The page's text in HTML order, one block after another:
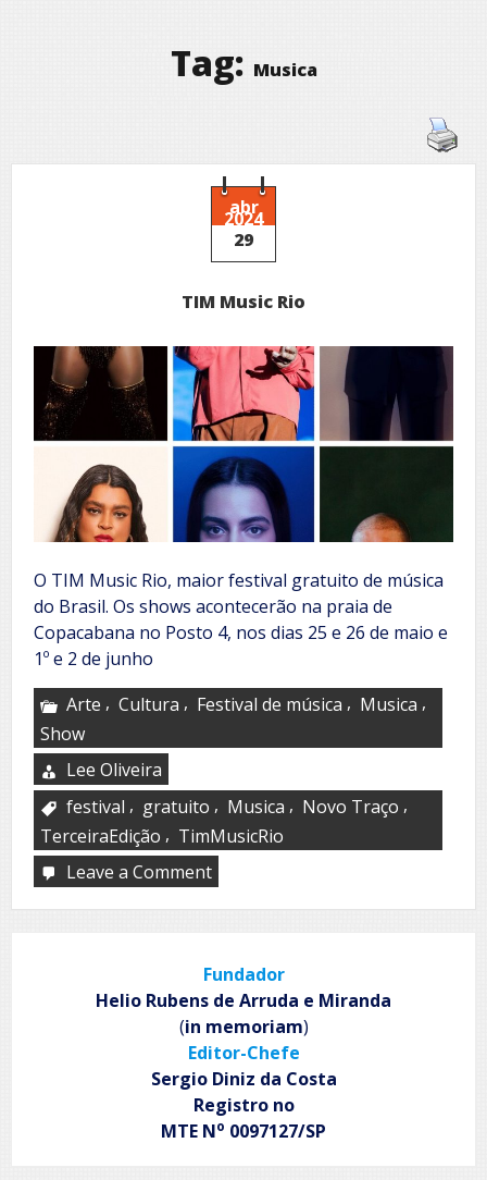
Tag: Musica
abr
2024
29
TIM Music Rio
O TIM Music Rio, maior festival gratuito de música
do Brasil. Os shows acontecerão na praia de
Copacabana no Posto 4, nos dias 25 e 26 de maio e
1º e 2 de junho
Arte , Cultura , Festival de música , Musica ,
Show
Lee Oliveira
festival , gratuito , Musica , Novo Traço ,
TerceiraEdição , TimMusicRio
Leave a Commenton
Music
Fundador
Helio Rubens de Arruda e Miranda
(in memoriam)
Editor-Chefe
Sergio Diniz da Costa
Registro no
MTE No 0097127/SP